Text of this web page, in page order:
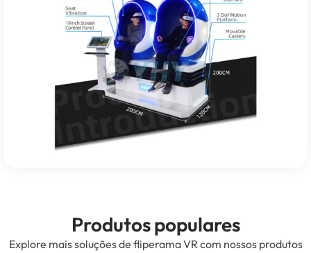
Produtos populares
Explore mais soluções de fliperama VR com nossos produtos